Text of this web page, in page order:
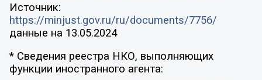
Источник:
https://minjust.gov.ru/ru/documents/7756/
данные на 13.05.2024
* Сведения реестра НКО, выполняющих
функции иностранного агента: